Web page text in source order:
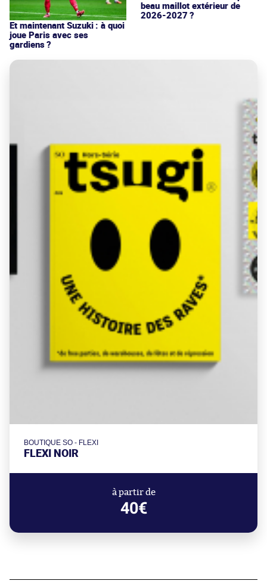
Et maintenant Suzuki : à quoi
joue Paris avec ses
gardiens ?
beau maillot extérieur de
2026-2027 ?
BOUTIQUE SO - FLEXI
FLEXI NOIR
à partir de
40€